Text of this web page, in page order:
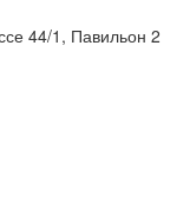
44/1, Павильон 2